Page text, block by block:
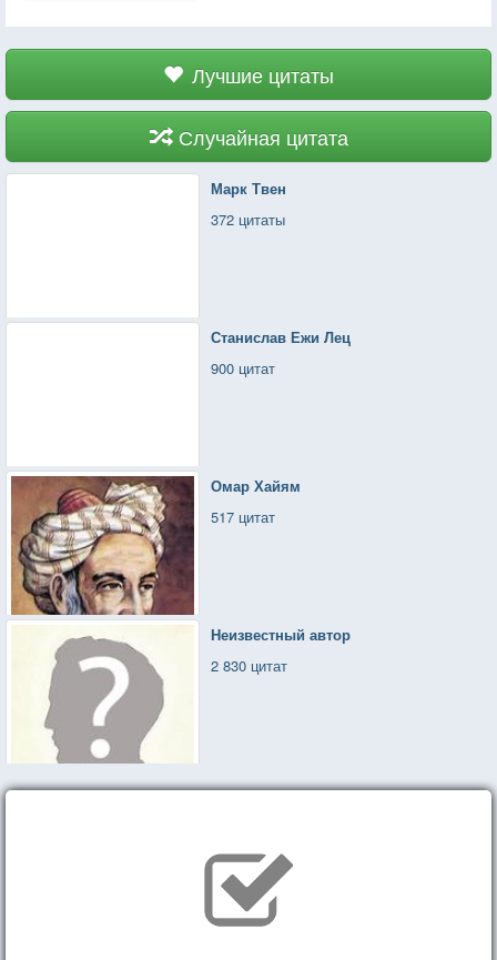
Лучшие цитаты
Случайная цитата
Марк Твен
372 цитаты
Станислав Ежи Лец
900 цитат
Омар Хайям
517 цитат
Неизвестный автор
2 830 цитат